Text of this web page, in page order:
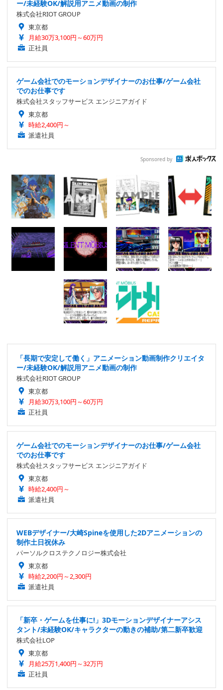
ー/未経験OK/解説用アニメ動画の制作
株式会社RIOT GROUP
東京都
月給30万3,100円～60万円
正社員
ゲーム会社でのモーションデザイナーのお仕事/ゲーム会社
でのお仕事です
株式会社スタッフサービス エンジニアガイド
東京都
時給2,400円～
派遣社員
Sponsored by
「長期で安定して働く」アニメーション動画制作クリエイタ
ー/未経験OK/解説用アニメ動画の制作
株式会社RIOT GROUP
東京都
月給30万3,100円～60万円
正社員
ゲーム会社でのモーションデザイナーのお仕事/ゲーム会社
でのお仕事です
株式会社スタッフサービス エンジニアガイド
東京都
時給2,400円～
派遣社員
WEBデザイナー/大崎Spineを使用した2Dアニメーションの
制作土日祝休み
パーソルクロステクノロジー株式会社
東京都
時給2,200円～2,300円
派遣社員
「新卒・ゲームを仕事に!」3Dモーションデザイナーアシス
タント/未経験OK/キャラクターの動きの補助/第二新卒歓迎
株式会社LOP
東京都
月給25万1,400円～32万円
正社員